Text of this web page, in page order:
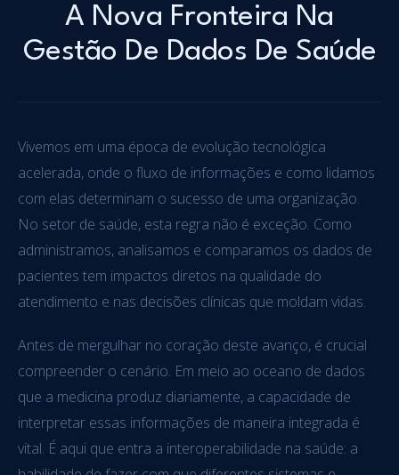
A Nova Fronteira Na
Gestão De Dados De Saúde
Vivemos em uma época de evolução tecnológica
acelerada, onde o fluxo de informações e como lidamos
com elas determinam o sucesso de uma organização.
No setor de saúde, esta regra não é exceção. Como
administramos, analisamos e comparamos os dados de
pacientes tem impactos diretos na qualidade do
atendimento e nas decisões clínicas que moldam vidas.
Antes de mergulhar no coração deste avanço, é crucial
compreender o cenário. Em meio ao oceano de dados
que a medicina produz diariamente, a capacidade de
interpretar essas informações de maneira integrada é
vital. É aqui que entra a interoperabilidade na saúde: a